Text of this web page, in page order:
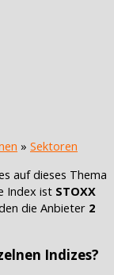
» Sektoren
auf dieses Thema
Index ist STOXX
die Anbieter 2
Indizes?